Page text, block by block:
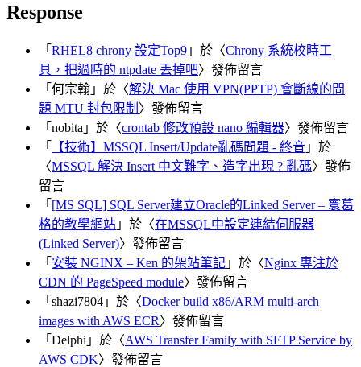
Response
「 RHEL8 chrony 設定Top9 」於〈Chrony 系統校時工
具，把過時的 ntpdate 丟掉吧〉發佈留言
「 何宗翰 」於〈解決 Mac 使用 VPN(PPTP) 會斷線的問
題 MTU 封包限制 〉發佈留言
「 nobita 」於〈crontab 修改預設 nano 編輯器〉發佈留言
「
【技術】MSSQL Insert/Update亂碼問題 - 終音 」於
〈MSSQL 解決 Insert 中文難字、造字出現 ? 亂碼〉發佈
留言
「 [MS SQL] SQL Server建立Oracle的Linked Server – 寰葛
格的教學網站 」於〈在MSSQL中設定連結伺服器
(Linked Server)〉發佈留言
「 安裝 NGINX – Ken 的架站筆記 」於〈Nginx 專注於
CDN 的 PageSpeed module〉發佈留言
「 shazi7804 」於〈Docker build x86/ARM multi-arch
images with AWS ECR〉發佈留言
「 Delphi 」於〈AWS Transfer Family with SFTP Service by
AWS CDK〉發佈留言